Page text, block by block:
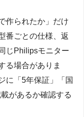
作られたか」だけ
番ごとの仕様、返
じPhilipsモニター
る場合がありま
に「5年保証」「国
があるか確認する